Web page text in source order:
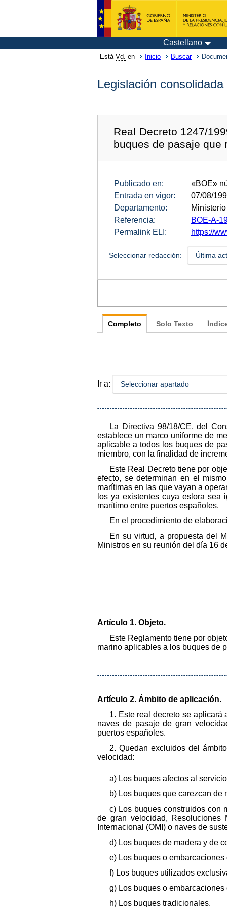
Castellano
Está Vd. en Inicio Buscar
Legislación consolidada
Real Decreto 1247/
buques de pasaje que
Publicado en: «BOE»
Entrada en vigor:
07/08/
Departamento:
Referencia:
BOE-A-
Permalink ELI:
https://
Seleccionar redacción: Última
Completo Solo Texto
Ir a: Seleccionar apartado
La Directiva 98/18/CE, del
establece un marco uniforme de
aplicable a todos los buques de
miembro, con la finalidad de
Este Real Decreto tiene por
efecto, se determinan en el
marítimas en las que vayan a
los ya existentes cuya eslora
marítimo entre puertos españoles.
En el procedimiento de
En su virtud, a propuesta del
Ministros en su reunión del día 16
Artículo 1. Objeto.
Este Reglamento tiene por
marino aplicables a los buques de
Artículo 2. Ámbito de aplicación.
1. Este real decreto se
naves de pasaje de gran
puertos españoles.
2. Quedan excluidos del
velocidad:
a) Los buques afectos al
b) Los buques que carezcan
c) Los buques construidos con
de gran velocidad,
Internacional (OMI) o naves de
d) Los buques de madera y de
e) Los buques o embarcaciones
f) Los buques utilizados
g) Los buques o embarcaciones
h) Los buques tradicionales.